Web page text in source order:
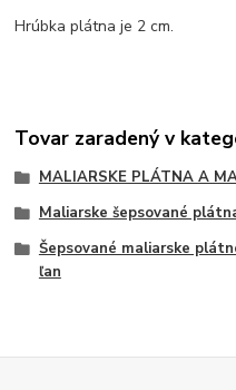
Hrúbka plátna je 2 cm.
Tovar zaradený v
MALIARSKE PLÁTNA A
Maliarske šepsované
Šepsované maliarske
ľan